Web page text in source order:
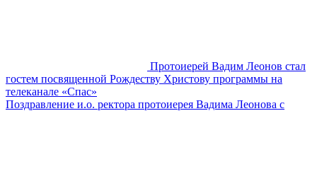
Протоиерей Вадим Леонов стал
гостем посвященной Рождеству Христову программы на
телеканале «Спас»
Поздравление и.о. ректора протоиерея Вадима Леонова с